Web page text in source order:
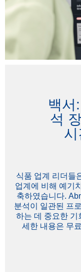
백서
석
식품 업계 리더들
업계에 비해 예기
축하였습니다.
분석이 일관된 프
하는 데 중요한 기
세한 내용은 무